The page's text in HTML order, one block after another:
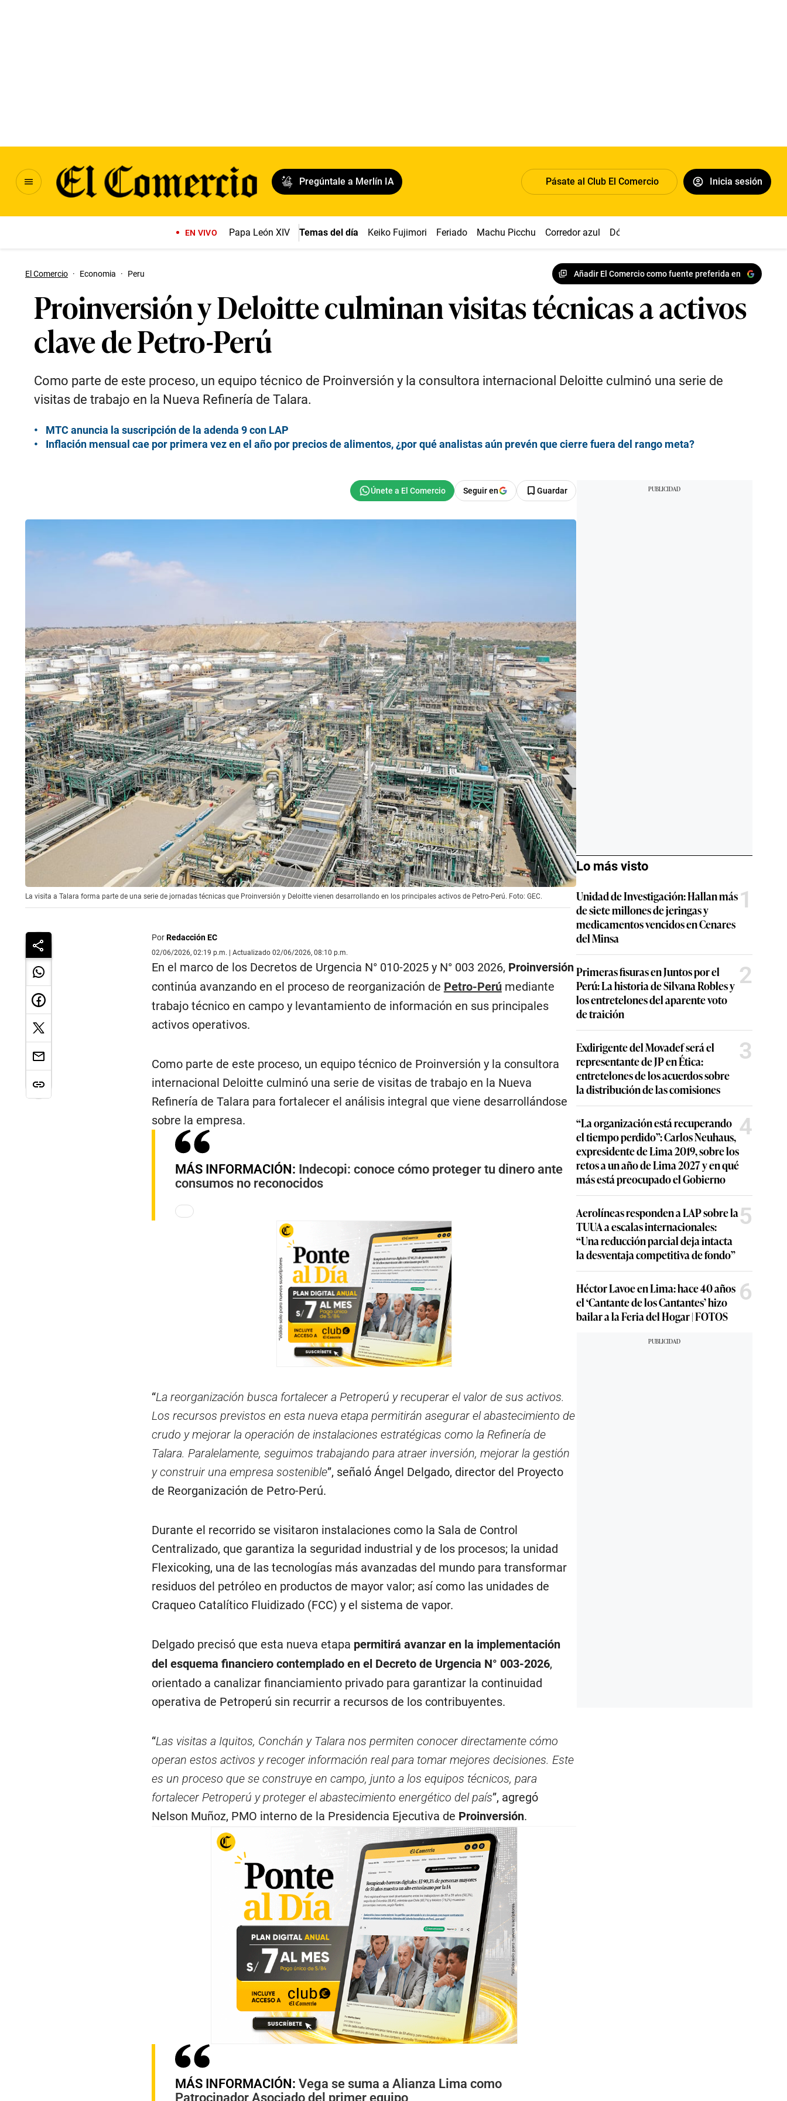
Pregúntale a Merlín IA Pásate al Club El Comercio Inicia sesión
EN VIVO Papa León XIV Temas del día Keiko Fujimori Feriado Machu Picchu Corredor azul Dólar
El Comercio · Economia · Peru Añadir El Comercio como fuente preferida en
Proinversión y Deloitte culminan visitas técnicas a activos
clave de Petro-Perú
Como parte de este proceso, un equipo técnico de Proinversión y la consultora internacional Deloitte culminó una serie de
visitas de trabajo en la Nueva Refinería de Talara.
MTC anuncia la suscripción de la adenda 9 con LAP
Inflación mensual cae por primera vez en el año por precios de alimentos, ¿por qué analistas aún prevén que cierre fuera del rango meta?
Seguir en Guardar
La visita a Talara forma parte de una serie de jornadas técnicas que Proinversión y Deloitte vienen desarrollando en los principales activos de Petro-Perú. Foto: GEC.
PorRedacción EC
02/06/2026, 02:19 p.m. | Actualizado 02/06/2026, 08:10 p.m.
En el marco de los Decretos de Urgencia N° 010-2025 y N° 003 2026, Proinversión
continúa avanzando en el proceso de reorganización de Petro-Perúmediante
trabajo técnico en campo y levantamiento de información en sus principales
activos operativos.
Como parte de este proceso, un equipo técnico de Proinversión y la consultora
internacional Deloitte culminó una serie de visitas de trabajo en la Nueva
Refinería de Talara para fortalecer el análisis integral que viene desarrollándose
sobre la empresa.
MÁS INFORMACIÓN: Indecopi: conoce cómo proteger tu dinero ante
consumos no reconocidos
“La reorganización busca fortalecer a Petroperú y recuperar el valor de sus activos.
Los recursos previstos en esta nueva etapa permitirán asegurar el abastecimiento de
crudo y mejorar la operación de instalaciones estratégicas como la Refinería de
Talara. Paralelamente, seguimos trabajando para atraer inversión, mejorar la gestión
y construir una empresa sostenible”, señaló Ángel Delgado, director del Proyecto
de Reorganización de Petro-Perú.
Durante el recorrido se visitaron instalaciones como la Sala de Control
Centralizado, que garantiza la seguridad industrial y de los procesos; la unidad
Flexicoking, una de las tecnologías más avanzadas del mundo para transformar
residuos del petróleo en productos de mayor valor; así como las unidades de
Craqueo Catalítico Fluidizado (FCC) y el sistema de vapor.
Delgado precisó que esta nueva etapa permitirá avanzar en la implementación
del esquema financiero contemplado en el Decreto de Urgencia N° 003-2026,
orientado a canalizar financiamiento privado para garantizar la continuidad
operativa de Petroperú sin recurrir a recursos de los contribuyentes.
“Las visitas a Iquitos, Conchán y Talara nos permiten conocer directamente cómo
operan estos activos y recoger información real para tomar mejores decisiones. Este
es un proceso que se construye en campo, junto a los equipos técnicos, para
fortalecer Petroperú y proteger el abastecimiento energético del país”, agregó
Nelson Muñoz, PMO interno de la Presidencia Ejecutiva de Proinversión.
MÁS INFORMACIÓN: Vega se suma a Alianza Lima como
Patrocinador Asociado del primer equipo
Lo más visto
Unidad de Investigación: Hallan más
de siete millones de jeringas y
medicamentos vencidos en Cenares
del Minsa
1
Primeras fisuras en Juntos por el
Perú: La historia de Silvana Robles y
los entretelones del aparente voto
de traición
2
Exdirigente del Movadef será el
representante de JP en Ética:
entretelones de los acuerdos sobre
la distribución de las comisiones
3
“La organización está recuperando
el tiempo perdido”: Carlos Neuhaus,
expresidente de Lima 2019, sobre los
retos a un año de Lima 2027 y en qué
más está preocupado el Gobierno
4
Aerolíneas responden a LAP sobre la
TUUA a escalas internacionales:
“Una reducción parcial deja intacta
la desventaja competitiva de fondo”
5
Héctor Lavoe en Lima: hace 40 años
el ‘Cantante de los Cantantes’ hizo
bailar a la Feria del Hogar | FOTOS
6